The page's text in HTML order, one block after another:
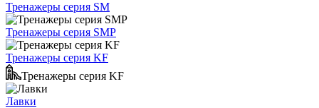
Тренажеры серия SM
Тренажеры серия SMP
Тренажеры серия KF
Тренажеры серия KF
Лавки